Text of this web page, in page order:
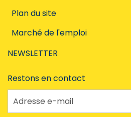
Plan du site
Marché de l'emploi
NEWSLETTER
Restons en contact
Adresse e-mail